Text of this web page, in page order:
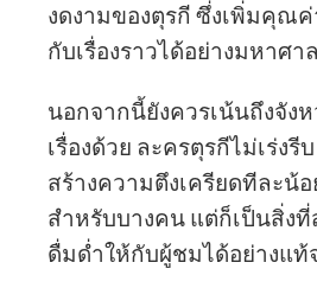
งดงามของตุรกี ซึ่งเพิ่มคุณ
กับเรื่องราวได้อย่างมหาศา
นอกจากนี้ยังควรเน้นถึงจัง
เรื่องด้วย ละครตุรกีไม่เร่งรี
สร้างความตึงเครียดทีละน้
สำหรับบางคน แต่ก็เป็นสิ่ง
ดื่มด่ำให้กับผู้ชมได้อย่างแท้